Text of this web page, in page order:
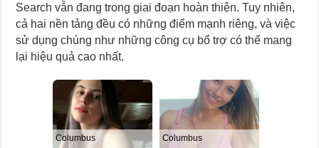
Search vẫn đang trong giai đoạn hoàn thiện. Tuy nhiên,
cả hai nền tảng đều có những điểm mạnh riêng, và việc
sử dụng chúng như những công cụ bổ trợ có thể mang
lại hiệu quả cao nhất.